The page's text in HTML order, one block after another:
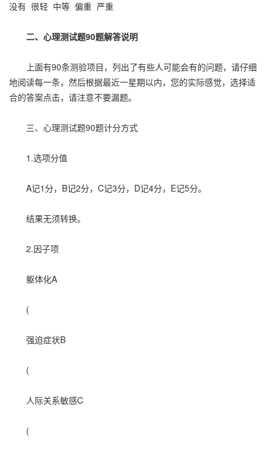
没有 很轻 中等 偏重 严重
二、心理测试题90题解答说明
上面有90条测验项目，列出了有些人可能会有的问题，请仔细
地阅读每一条，然后根据最近一星期以内，您的实际感觉，选择适
合的答案点击，请注意不要漏题。
三、心理测试题90题计分方式
1.选项分值
A记1分，B记2分，C记3分，D记4分，E记5分。
结果无须转换。
2.因子项
躯体化A
(
强迫症状B
(
人际关系敏感C
(